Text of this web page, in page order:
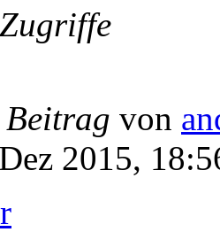
Zugriffe
von
2015,